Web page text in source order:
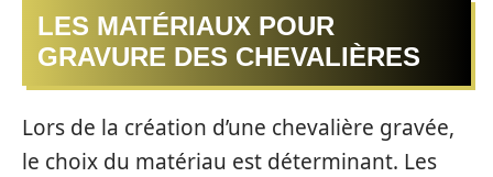
LES MATÉRIAUX POUR
GRAVURE DES CHEVALIÈRES
Lors de la création d’une chevalière gravée,
le choix du matériau est déterminant. Les